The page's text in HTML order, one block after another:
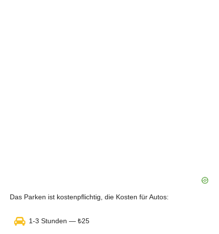
Das Parken ist kostenpflichtig, die Kosten für Autos:
1-3 Stunden — ₺25